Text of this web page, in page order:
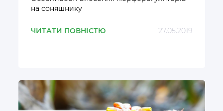
на соняшнику
ЧИТАТИ ПОВНІСТЮ 27.05.2019